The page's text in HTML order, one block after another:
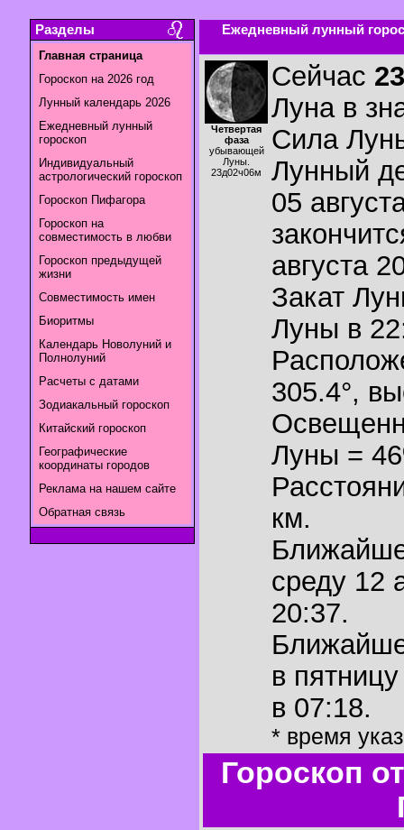
Разделы
Главная страница
Гороскоп на 2026 год
Лунный календарь 2026
Ежедневный лунный
гороскоп
Индивидуальный
астрологический гороскоп
Гороскоп Пифагора
Гороскоп на
совместимость в любви
Гороскоп предыдущей
жизни
Совместимость имен
Биоритмы
Календарь Новолуний и
Полнолуний
Расчеты с датами
Зодиакальный гороскоп
Китайский гороскоп
Географические
координаты городов
Реклама на нашем сайте
Обратная связь
Ежедневный лунный
Четвертая
фаза
убывающей
Луны.
23д02ч06м
Сейчас
Луна в
Сила
Лунный
05
августа
Закат
Луны в
305.4°,
Луны =
км.
среду 12
20:37.
в
в 07:18.
* время
Гороскоп